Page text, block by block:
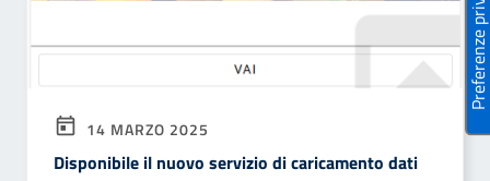
14 MARZO 2025
Disponibile il nuovo servizio di caricamento dati